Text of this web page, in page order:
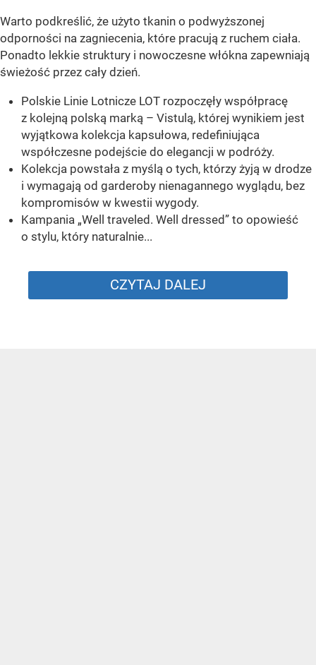
Warto podkreślić, że użyto tkanin o podwyższonej
odporności na zagniecenia, które pracują z ruchem ciała.
Ponadto lekkie struktury i nowoczesne włókna zapewniają
świeżość przez cały dzień.
Polskie Linie Lotnicze LOT rozpoczęły współpracę
z kolejną polską marką – Vistulą, której wynikiem jest
wyjątkowa kolekcja kapsułowa, redefiniująca
współczesne podejście do elegancji w podróży.
Kolekcja powstała z myślą o tych, którzy żyją w drodze
i wymagają od garderoby nienagannego wyglądu, bez
kompromisów w kwestii wygody.
Kampania „Well traveled. Well dressed” to opowieść
o stylu, który naturalnie...
CZYTAJ DALEJ